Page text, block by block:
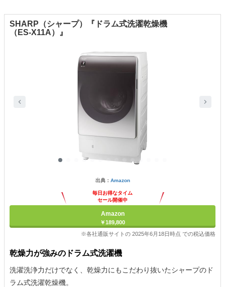
SHARP（シャープ）『ドラム式洗濯乾燥機
（ES-X11A）』
出典： Amazon
毎日お得なタイム
セール開催中
Amazon
￥189,800
※各社通販サイトの 2025年6月18日時点 での税込価格
乾燥力が強みのドラム式洗濯機
洗濯洗浄力だけでなく、乾燥力にもこだわり抜いたシャープのド
ラム式洗濯乾燥機。